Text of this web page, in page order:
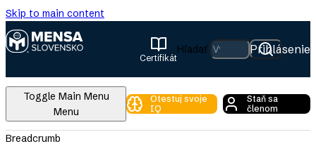
Skip to main content
Certifikát
Hľadať Prihlásenie
Toggle Main Menu
Menu
Otestuj svoje
IQ
Staň sa
členom
Breadcrumb